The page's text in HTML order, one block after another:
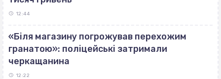
12:44
«Біля магазину погрожував перехожим
гранатою»: поліцейські затримали
черкащанина
12:22